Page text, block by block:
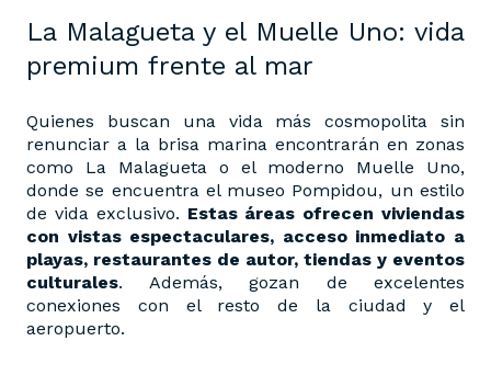
La Malagueta y el Muelle Uno: vida
premium frente al mar
Quienes buscan una vida más cosmopolita sin
renunciar a la brisa marina encontrarán en zonas
como La Malagueta o el moderno Muelle Uno,
donde se encuentra el museo Pompidou, un estilo
de vida exclusivo. Estas áreas ofrecen viviendas
con vistas espectaculares, acceso inmediato a
playas, restaurantes de autor, tiendas y eventos
culturales. Además, gozan de excelentes
conexiones con el resto de la ciudad y el
aeropuerto.